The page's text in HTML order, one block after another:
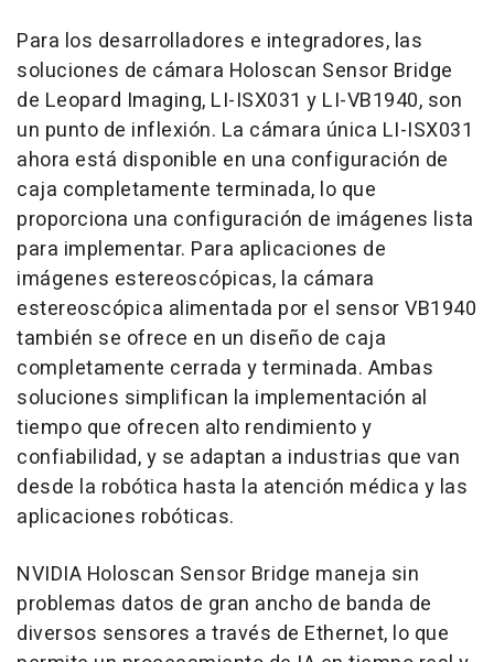
Para los desarrolladores e integradores, las
soluciones de cámara Holoscan Sensor Bridge
de Leopard Imaging, LI-ISX031 y LI-VB1940, son
un punto de inflexión. La cámara única LI-ISX031
ahora está disponible en una configuración de
caja completamente terminada, lo que
proporciona una configuración de imágenes lista
para implementar. Para aplicaciones de
imágenes estereoscópicas, la cámara
estereoscópica alimentada por el sensor VB1940
también se ofrece en un diseño de caja
completamente cerrada y terminada. Ambas
soluciones simplifican la implementación al
tiempo que ofrecen alto rendimiento y
confiabilidad, y se adaptan a industrias que van
desde la robótica hasta la atención médica y las
aplicaciones robóticas.
NVIDIA Holoscan Sensor Bridge maneja sin
problemas datos de gran ancho de banda de
diversos sensores a través de Ethernet, lo que